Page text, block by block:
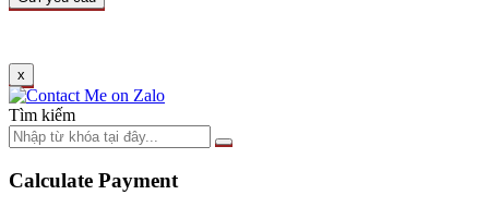
x
Tìm kiếm
Calculate Payment